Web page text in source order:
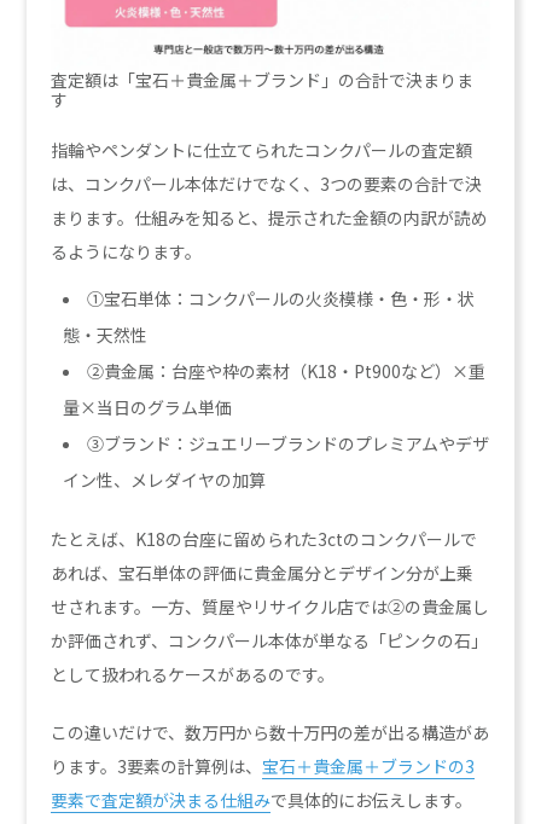
査定額は「宝石＋貴金属＋ブランド」の合計で決まりま
す
指輪やペンダントに仕立てられたコンクパールの査定額
は、コンクパール本体だけでなく、3つの要素の合計で決
まります。仕組みを知ると、提示された金額の内訳が読め
るようになります。
①宝石単体：コンクパールの火炎模様・色・形・状
態・天然性
②貴金属：台座や枠の素材（K18・Pt900など）×重
量×当日のグラム単価
③ブランド：ジュエリーブランドのプレミアムやデザ
イン性、メレダイヤの加算
たとえば、K18の台座に留められた3ctのコンクパールで
あれば、宝石単体の評価に貴金属分とデザイン分が上乗
せされます。一方、質屋やリサイクル店では②の貴金属し
か評価されず、コンクパール本体が単なる「ピンクの石」
として扱われるケースがあるのです。
この違いだけで、数万円から数十万円の差が出る構造があ
ります。3要素の計算例は、宝石＋貴金属＋ブランドの3
要素で査定額が決まる仕組みで具体的にお伝えします。